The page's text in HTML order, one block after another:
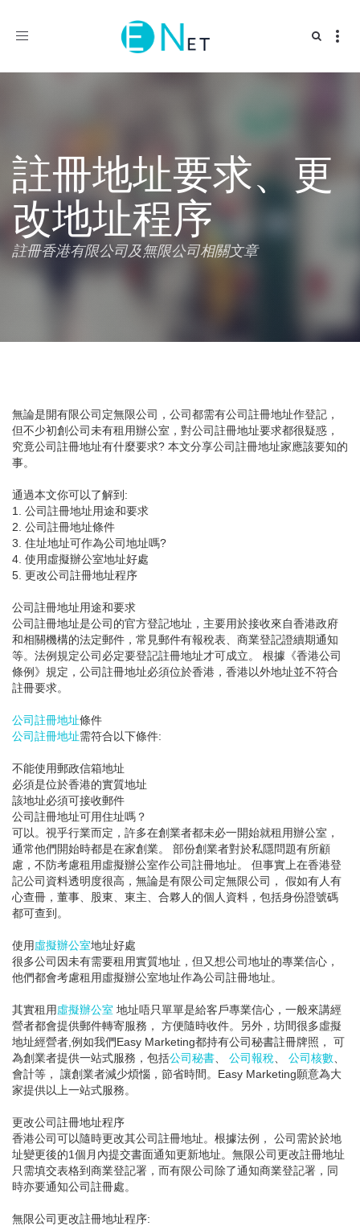
Toggle
註冊地址要求、更
改地址程序
註冊香港有限公司及無限公司相關文章
無論是開有限公司定無限公司，公司都需有公司註冊地址作登記，
但不少初創公司未有租用辦公室，對公司註冊地址要求都很疑惑，
究竟公司註冊地址有什麼要求? 本文分享公司註冊地址家應該要知的
事。
通過本文你可以了解到:
1. 公司註冊地址用途和要求
2. 公司註冊地址條件
3. 住址地址可作為公司地址嗎?
4. 使用虛擬辦公室地址好處
5. 更改公司註冊地址程序
公司註冊地址用途和要求
公司註冊地址是公司的官方登記地址，主要用於接收來自香港政府
和相關機構的法定郵件，常見郵件有報稅表、商業登記證續期通知
等。法例規定公司必定要登記註冊地址才可成立。 根據《香港公司
條例》規定，公司註冊地址必須位於香港，香港以外地址並不符合
註冊要求。
公司註冊地址條件
公司註冊地址需符合以下條件:
不能使用郵政信箱地址
必須是位於香港的實質地址
該地址必須可接收郵件
公司註冊地址可用住址嗎？
可以。視乎行業而定，許多在創業者都未必一開始就租用辦公室，
通常他們開始時都是在家創業。 部份創業者對於私隱問題有所顧
慮，不防考慮租用虛擬辦公室作公司註冊地址。 但事實上在香港登
記公司資料透明度很高，無論是有限公司定無限公司， 假如有人有
心查冊，董事、股東、東主、合夥人的個人資料，包括身份證號碼
都可查到。
使用虛擬辦公室地址好處
很多公司因未有需要租用實質地址，但又想公司地址的專業信心，
他們都會考慮租用虛擬辦公室地址作為公司註冊地址。
其實租用虛擬辦公室 地址唔只單單是給客戶專業信心，一般來講經
營者都會提供郵件轉寄服務， 方便隨時收件。另外，坊間很多虛擬
地址經營者,例如我們Easy Marketing都持有公司秘書註冊牌照， 可
為創業者提供一站式服務，包括公司秘書 公司報稅 公司核數
會計等， 讓創業者減少煩惱，節省時間。Easy Marketing願意為大
家提供以上一站式服務。
更改公司註冊地址程序
香港公司可以隨時更改其公司註冊地址。根據法例， 公司需於於地
址變更後的1個月內提交書面通知更新地址。無限公司更改註冊地址
只需填交表格到商業登記署，而有限公司除了通知商業登記署，同
時亦要通知公司註冊處。
無限公司更改註冊地址程序: